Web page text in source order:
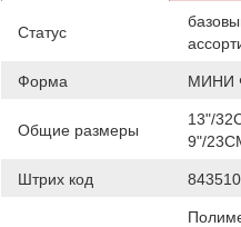
Статус
Форма МИНИ
Общие размеры
13"/
9"/
Штрих код